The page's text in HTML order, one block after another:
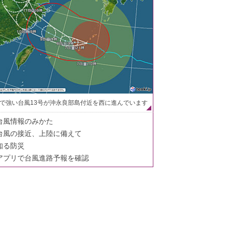
強い台風13号が沖永良部島付近を西に進んでいます
風情報のみかた
風の接近、上陸に備えて
る防災
プリで台風進路予報を確認